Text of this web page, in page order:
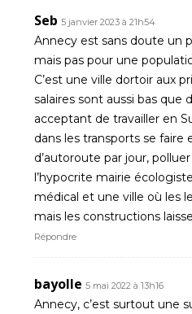
Seb 5 janvier 2023 à 21h54
Annecy est sans doute un
mais pas pour une
C’est une ville dortoir aux
salaires sont aussi bas que
acceptant de travailler en
dans les transports se faire
d’autoroute par jour,
l’hypocrite mairie
médical et une ville où les
mais les constructions
Répondre
bayolle 5 mai 2022 à 13h16
Annecy, c’est surtout une